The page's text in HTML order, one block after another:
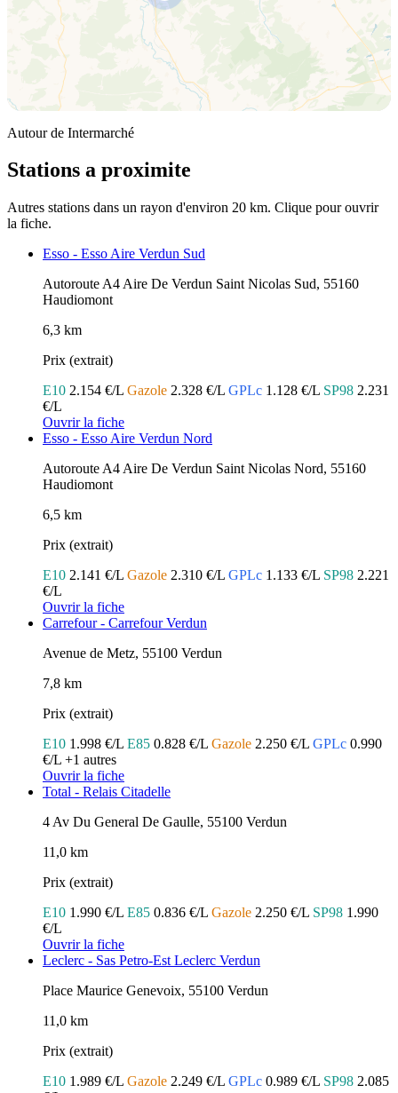
Autour de Intermarché
Stations a proximite
Autres stations dans un rayon d'environ 20 km. Clique pour ouvrir
la fiche.
Esso - Esso Aire Verdun Sud
Autoroute A4 Aire De Verdun Saint Nicolas Sud, 55160
Haudiomont
6,3 km
Prix (extrait)
E10 2.154 €/L Gazole 2.328 €/L GPLc 1.128 €/L SP98 2.231
€/L
Ouvrir la fiche
Esso - Esso Aire Verdun Nord
Autoroute A4 Aire De Verdun Saint Nicolas Nord, 55160
Haudiomont
6,5 km
Prix (extrait)
E10 2.141 €/L Gazole 2.310 €/L GPLc 1.133 €/L SP98 2.221
€/L
Ouvrir la fiche
Carrefour - Carrefour Verdun
Avenue de Metz, 55100 Verdun
7,8 km
Prix (extrait)
E10 1.998 €/L E85 0.828 €/L Gazole 2.250 €/L GPLc 0.990
€/L +1 autres
Ouvrir la fiche
Total - Relais Citadelle
4 Av Du General De Gaulle, 55100 Verdun
11,0 km
Prix (extrait)
E10 1.990 €/L E85 0.836 €/L Gazole 2.250 €/L SP98 1.990
€/L
Ouvrir la fiche
Leclerc - Sas Petro-Est Leclerc Verdun
Place Maurice Genevoix, 55100 Verdun
11,0 km
Prix (extrait)
E10 1.989 €/L Gazole 2.249 €/L GPLc 0.989 €/L SP98 2.085